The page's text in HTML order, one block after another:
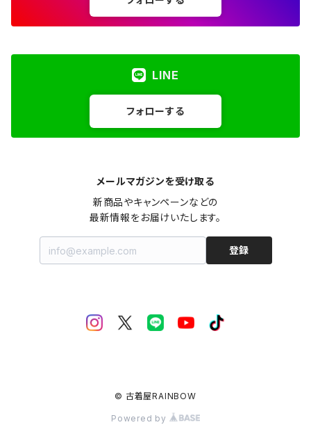
LINE
フォローする
メールマガジンを受け取る
新商品やキャンペーンなどの
最新情報をお届けいたします。
登録
© 古着屋RAINBOW
Powered by